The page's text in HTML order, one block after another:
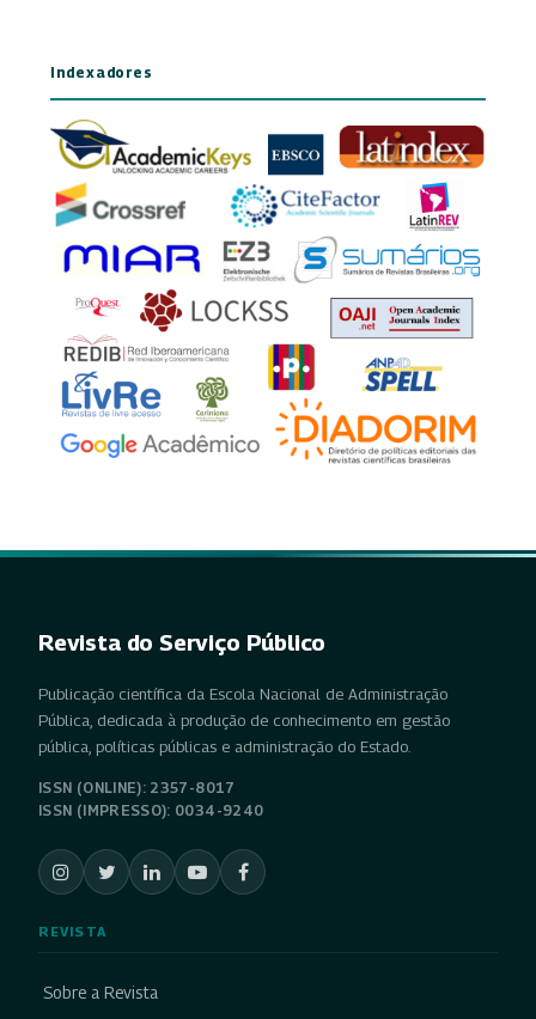
Indexadores
Revista do Serviço Público
Publicação científica da Escola Nacional de Administração
Pública, dedicada à produção de conhecimento em gestão
pública, políticas públicas e administração do Estado.
ISSN (ONLINE): 2357-8017
ISSN (IMPRESSO): 0034-9240
REVISTA
Sobre a Revista